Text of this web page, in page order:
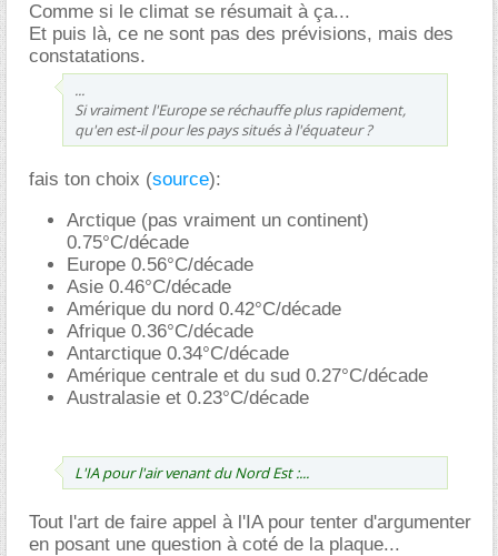
Comme si le climat se résumait à ça...
Et puis là, ce ne sont pas des prévisions, mais des
constatations.
...
Si vraiment l'Europe se réchauffe plus rapidement,
qu'en est-il pour les pays situés à l'équateur ?
fais ton choix (source):
Arctique (pas vraiment un continent)
0.75°C/décade
Europe 0.56°C/décade
Asie 0.46°C/décade
Amérique du nord 0.42°C/décade
Afrique 0.36°C/décade
Antarctique 0.34°C/décade
Amérique centrale et du sud 0.27°C/décade
Australasie et 0.23°C/décade
L'IA pour l'air venant du Nord Est :...
Tout l'art de faire appel à l'IA pour tenter d'argumenter
en posant une question à coté de la plaque...